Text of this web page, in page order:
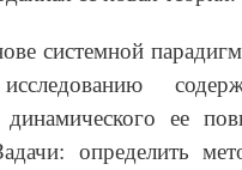
системной
динамического ее
определить